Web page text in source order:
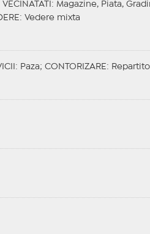
VECINATATI
: Magazine, Piata,
: Vedere mixta
: Paza; CONTORIZARE :